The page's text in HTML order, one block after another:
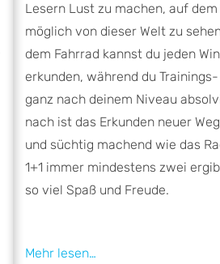
Lesern Lust zu machen, auf
möglich von dieser Welt zu
dem Fahrrad kannst du jeden
erkunden, während du
ganz nach deinem Niveau
nach ist das Erkunden neuer
und süchtig machend wie das
1+1 immer mindestens zwei
so viel Spaß und Freude.